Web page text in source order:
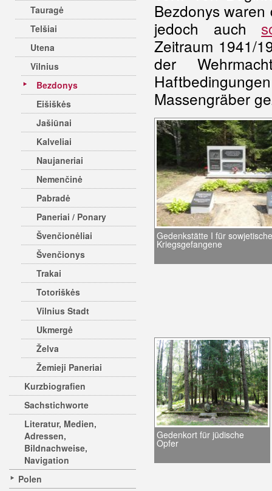
Tauragė
Telšiai
Utena
Vilnius
Bezdonys
Eišiškės
Jašiūnai
Kalveliai
Naujaneriai
Nemenčinė
Pabradė
Paneriai / Ponary
Švenčionėliai
Švenčionys
Trakai
Totoriškės
Vilnius Stadt
Ukmergė
Želva
Žemieji Paneriai
Kurzbiografien
Sachstichworte
Literatur, Medien,
Adressen,
Bildnachweise,
Navigation
Polen
Bezdonys
jedoch auch
Zeitraum 1941/
der
Massengräber
Gedenkstätte I für sowjetische
Kriegsgefangene
Gedenkort für jüdische
Opfer